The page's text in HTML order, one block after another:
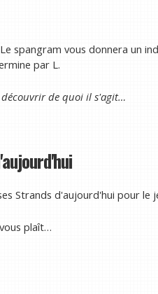
spangram vous donnera un
par L.
découvrir de quoi il s'agit…
Strands d'aujourd'hui pour le
plaît…